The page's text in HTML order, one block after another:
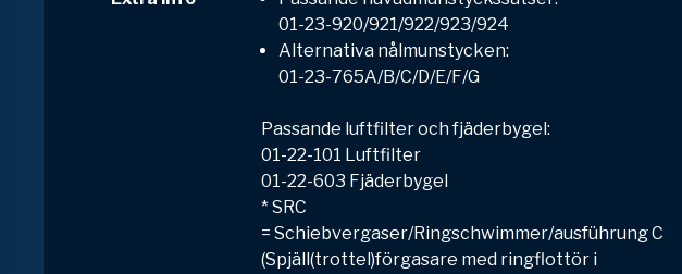
01-23-920/921/922/923/924
Alternativa nålmunstycken:
01-23-765A/B/C/D/E/F/G
Passande luftfilter och fjäderbygel:
01-22-101 Luftfilter
01-22-603 Fjäderbygel
* SRC
= Schiebvergaser/Ringschwimmer/ausführungC
(Spjäll(trottel)förgasare med ringflottör i